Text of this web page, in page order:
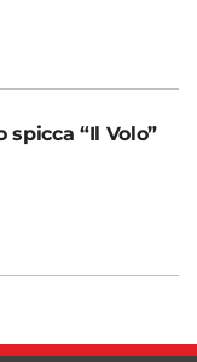
spicca “Il Volo”